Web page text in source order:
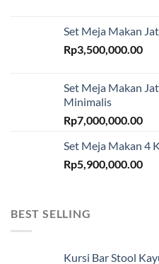
Set Meja Makan
Rp3,500,000.00
Set Meja Makan
Minimalis
Rp7,000,000.00
Set Meja Makan 4
Rp5,900,000.00
BEST SELLING
Kursi Bar Stool